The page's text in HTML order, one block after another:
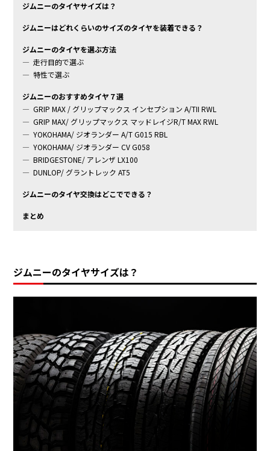
ジムニーのタイヤサイズは？
ジムニーはどれくらいのサイズのタイヤを装着できる？
ジムニーのタイヤを選ぶ方法
走行目的で選ぶ
特性で選ぶ
ジムニーのおすすめタイヤ７選
GRIP MAX / グリップマックス インセプション A/TII RWL
GRIP MAX/ グリップマックス マッドレイジR/T MAX RWL
YOKOHAMA/ ジオランダー A/T G015 RBL
YOKOHAMA/ ジオランダー CV G058
BRIDGESTONE/ アレンザ LX100
DUNLOP/ グラントレック AT5
ジムニーのタイヤ交換はどこでできる？
まとめ
ジムニーのタイヤサイズは？